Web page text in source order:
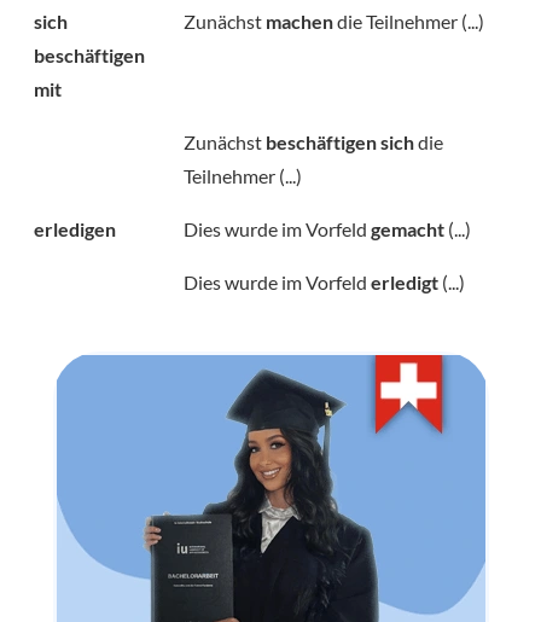
sich
beschäftigen
mit
Zunächst machendie Teilnehmer (...)
Zunächst beschäftigen sichdie
Teilnehmer (...)
erledigen Dies wurde im Vorfeld gemacht (...)
Dies wurde im Vorfeld erledigt (...)